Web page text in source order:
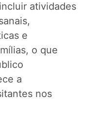
atividades
e
o que
a
nos